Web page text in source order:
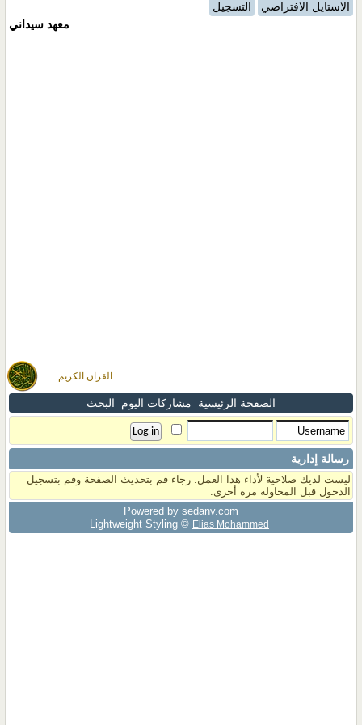
القران الكريم
الاستايل الافتراضي
التسجيل
معهد سيداني
الصفحة الرئيسية مشاركات اليوم البحث
رسالة إدارية
ليست لديك صلاحية لأداء هذا العمل. رجاء قم بتحديث الصفحة وقم بتسجيل
الدخول قبل المحاولة مرة أخرى.
Powered by sedany.com
Lightweight Styling © Elias Mohammed